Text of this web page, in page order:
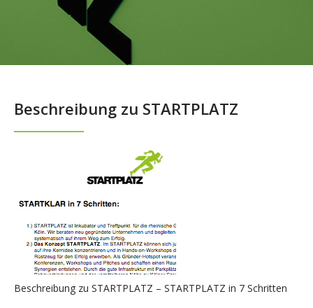
Beschreibung zu STARTPLATZ
Beschreibung zu STARTPLATZ – STARTPLATZ in 7 Schritten